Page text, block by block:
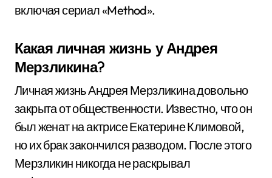
включая сериал «Method».
Какая личная жизнь у Андрея
Мерзликина?
Личная жизнь Андрея Мерзликина довольно
закрыта от общественности. Известно, что он
был женат на актрисе Екатерине Климовой,
но их брак закончился разводом. После этого
Мерзликин никогда не раскрывал